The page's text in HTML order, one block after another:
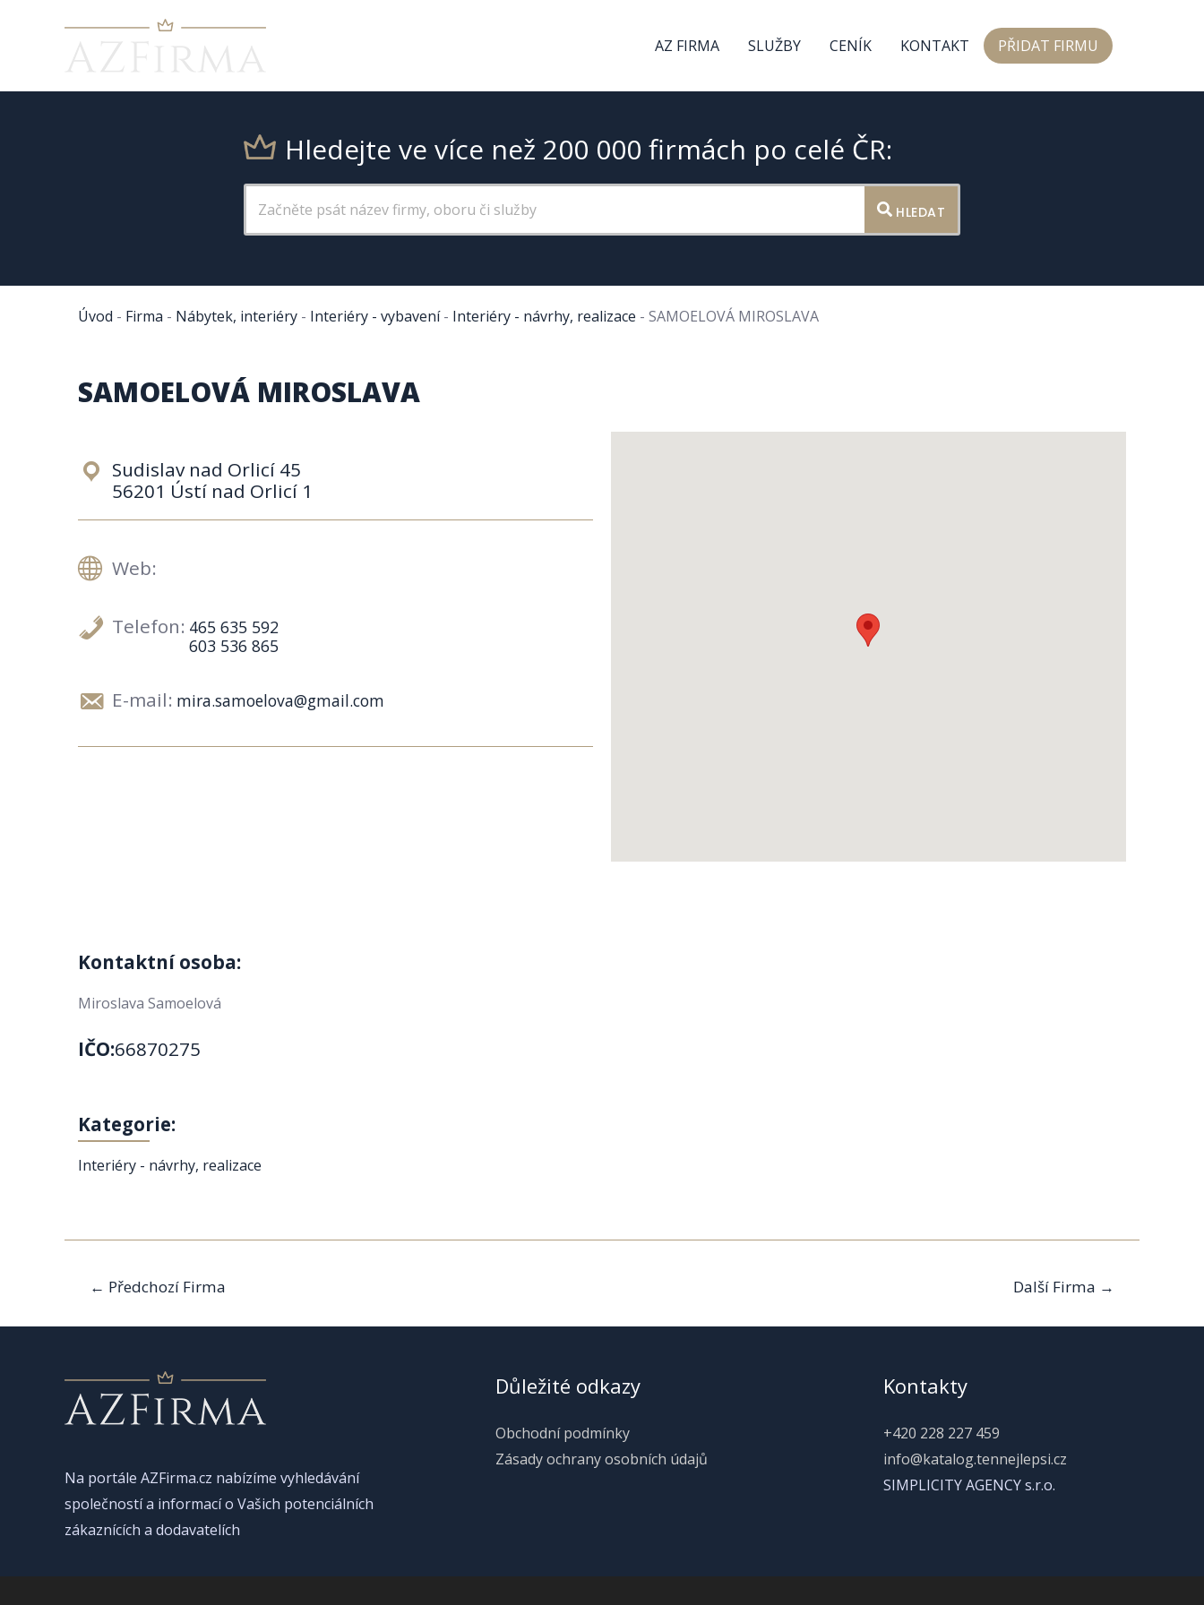
AZ FIRMA SLUŽBY CENÍK KONTAKT PŘIDAT FIRMU
Hledejte ve více než 200 000 firmách po celé ČR:
HLEDAT
Úvod - Firma - Nábytek, interiéry - Interiéry - vybavení- Interiéry - návrhy, realizace - SAMOELOVÁ MIROSLAVA
SAMOELOVÁ MIROSLAVA
Sudislav nad Orlicí 45
56201 Ústí nad Orlicí 1
Web:
Telefon: 465 635 592
603 536 865
E-mail: mira.samoelova@gmail.com
Kontaktní osoba:
Miroslava Samoelová
IČO:66870275
Kategorie:
Interiéry - návrhy, realizace
Navigace
pro
příspěvek
← Předchozí Firma Další Firma →
Na portále AZFirma.cz nabízíme vyhledávání
společností a informací o Vašich potenciálních
zákaznících a dodavatelích
Důležité odkazy
Obchodní podmínky
Zásady ochrany osobních údajů
Kontakty
+420 228 227 459
info@katalog.tennejlepsi.cz
SIMPLICITY AGENCY s.r.o.